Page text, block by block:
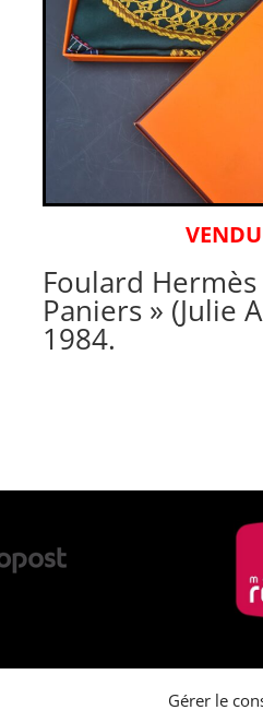
Gérer le
VENDU
Foulard
Paniers » (Julie
1984.
Suivez-